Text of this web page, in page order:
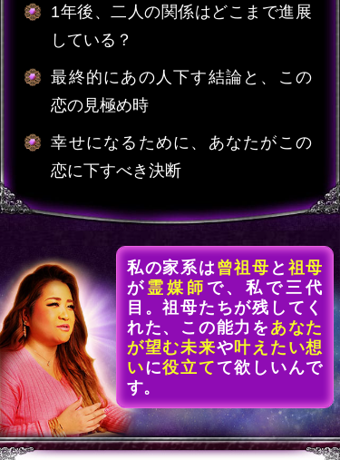
1年後、二人の関係はどこまで進展
している？
最終的にあの人下す結論と、この
恋の見極め時
幸せになるために、あなたがこの
恋に下すべき決断
私の家系は 曾祖母 と 祖母
が 霊媒師 で、私で三代
目。祖母たちが残してく
れた、この能力を あなた
が望む未来や 叶えたい想
いに役立てて欲しいんで
す。